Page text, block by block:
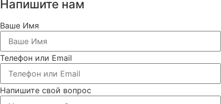
Напишите нам
Ваше Имя
Телефон или Email
Напишите свой вопрос